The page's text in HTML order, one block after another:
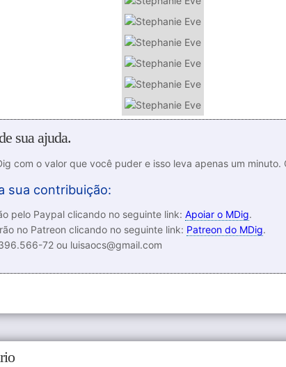
sua ajuda.
com o valor que você puder e isso leva apenas um minuto.
sua contribuição:
pelo Paypal clicando no seguinte link: Apoiar o MDig.
no Patreon clicando no seguinte link: Patreon do MDig.
72 ou luisaocs@gmail.com